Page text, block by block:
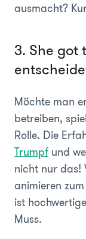
ausmacht?
3. She got
Möchte man
betreiben,
Rolle. Die
Trumpf und
nicht nur das!
animieren
ist
Muss.